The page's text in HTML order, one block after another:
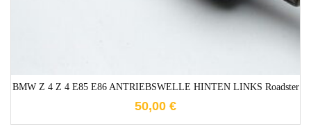
BMW Z 4 Z 4 E85 E86 ANTRIEBSWELLE HINTEN LINKS Roadster
50,00 €